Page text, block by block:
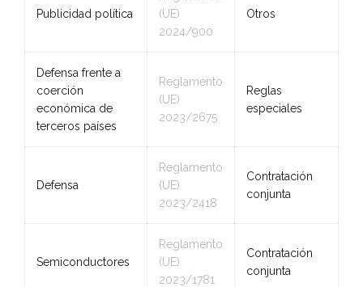
Publicidad política
(UE)
2024/900
Otros
Defensa frente a
coerción
económica de
terceros países
Reglamento
(UE)
2023/2675
Reglas
especiales
Defensa
Reglamento
(UE)
2023/2418
Contratación
conjunta
Semiconductores
Reglamento
(UE)
2023/1781
Contratación
conjunta